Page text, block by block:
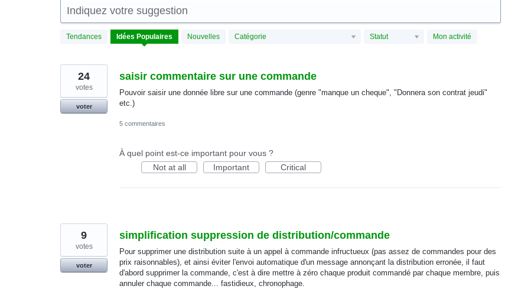
Indiquez votre suggestion
Tendances Idées Populaires Nouvelles Catégorie Statut Mon activité
14
résultats
saisir commentaire sur une commande
Pouvoir saisir une donnée libre sur une commande (genre "manque un cheque", "Donnera son contrat jeudi"
etc.)
24
votes
voter
5 commentaires
À quel point est-ce important pour vous ?
Not at all
Important Critical
simplification suppression de distribution/commande
Pour supprimer une distribution suite à un appel à commande infructueux (pas assez de commandes pour des
prix raisonnables), et ainsi éviter l'envoi automatique d'un message annonçant la distribution erronée, il faut
d'abord supprimer la commande, c'est à dire mettre à zéro chaque produit commandé par chaque membre, puis
annuler chaque commande... fastidieux, chronophage.
9
votes
voter